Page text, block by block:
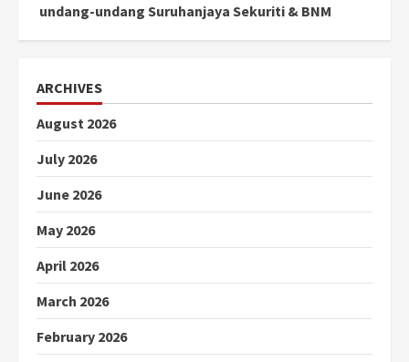
undang-undang Suruhanjaya Sekuriti & BNM
ARCHIVES
August 2026
July 2026
June 2026
May 2026
April 2026
March 2026
February 2026